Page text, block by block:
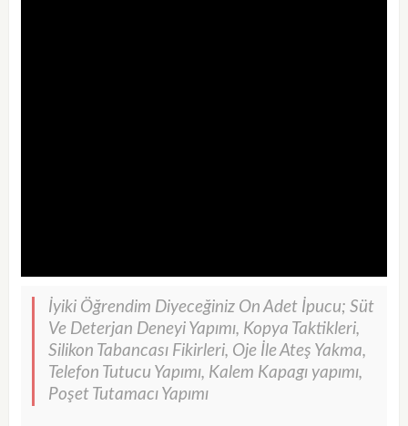
İyiki Öğrendim Diyeceğiniz On Adet İpucu; Süt
Ve Deterjan Deneyi Yapımı, Kopya Taktikleri,
Silikon Tabancası Fikirleri, Oje İle Ateş Yakma,
Telefon Tutucu Yapımı, Kalem Kapagı yapımı,
Poşet Tutamacı Yapımı